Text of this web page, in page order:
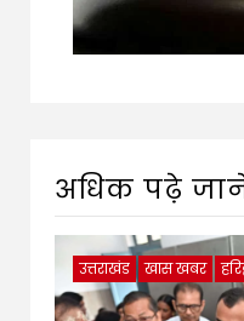
अधिक पढ़े
उत्तराखंड खास खबर